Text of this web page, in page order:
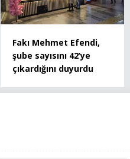
Fakı Mehmet Efendi,
şube sayısını 42’ye
çıkardığını duyurdu